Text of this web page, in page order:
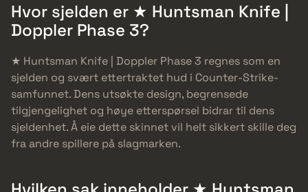
Hvor sjelden er ★ Huntsman Knife |
Doppler Phase 3?
★ Huntsman Knife | Doppler Phase 3 regnes som en
sjelden og svært ettertraktet hud i Counter-Strike-
samfunnet. Dens utsøkte design, begrensede
tilgjengelighet og høye etterspørsel bidrar til dens
sjeldenhet. Å eie dette skinnet vil helt sikkert skille deg
fra andre spillere på slagmarken.